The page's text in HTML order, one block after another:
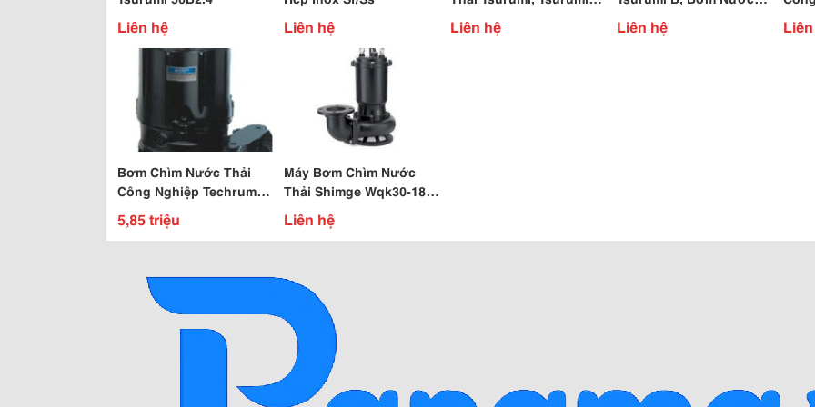
Liên hệ Liên hệ
Pump, Bơm Nước
Tsurumi
Liên hệ
Tsurumi B
Liên hệ
Bơm Chìm Nước Thải
Công Nghiệp Techrumi
2Hp1.5Kw 2 Ngựa
3Fa/380V
5,85 triệu
Máy Bơm Chìm Nước
Thải Shimge Wqk30-18
3.7Kw
Liên hệ